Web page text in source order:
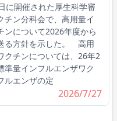
に開催された厚生科学審
チン分科会で、高用量イ
ンについて2026年度から
る方針を示した。 高用
クチンについては、26年2
準量インフルエンザワク
ルエンザの定
2026/7/27